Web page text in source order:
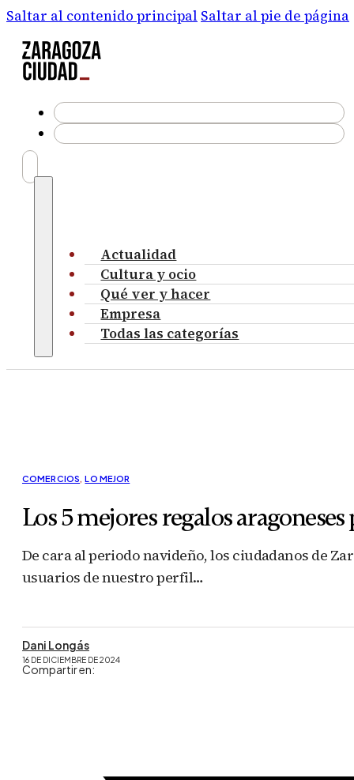
Saltar al contenido principal Saltar al pie de página
Actualidad
Cultura y ocio
Qué ver y hacer
Empresa
Todas las categorías
COMERCIOS, LO MEJOR
Los 5 mejores regalos aragoneses
De cara al periodo navideño, los ciudadanos de
usuarios de nuestro perfil…
Dani Longás
16 DE DICIEMBRE DE 2024
Compartir en: